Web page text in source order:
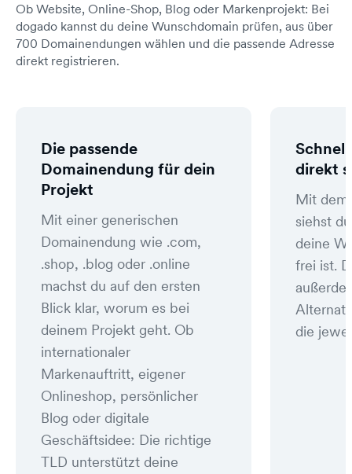
Ob Website, Online-Shop, Blog oder Markenprojekt: Bei
dogado kannst du deine Wunschdomain prüfen, aus über
700 Domainendungen wählen und die passende Adresse
direkt registrieren.
Die passende
Domainendung für dein
Projekt
Mit einer generischen
Domainendung wie .com,
.shop, .blog oder .online
machst du auf den ersten
Blick klar, worum es bei
deinem Projekt geht. Ob
internationaler
Markenauftritt, eigener
Onlineshop, persönlicher
Blog oder digitale
Geschäftsidee: Die richtige
TLD unterstützt deine
direkt
Mit dem
siehst
deine
frei ist.
die